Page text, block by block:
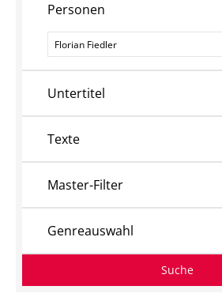
Personen
Personen
Untertitel
Texte
Master-Filter
Genreauswahl
Suche